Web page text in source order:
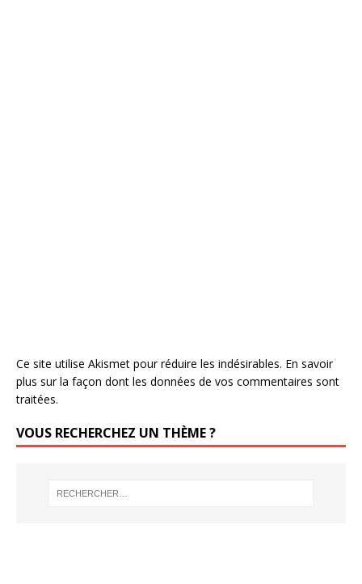
Ce site utilise Akismet pour réduire les indésirables. En savoir
plus sur la façon dont les données de vos commentaires sont
traitées.
VOUS RECHERCHEZ UN THÈME ?